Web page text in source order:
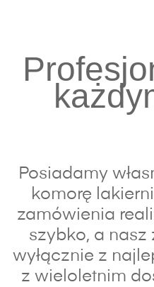
Posiadamy
komorę
zamówienia
szybko, a nasz
wyłącznie z
z wieloletnim